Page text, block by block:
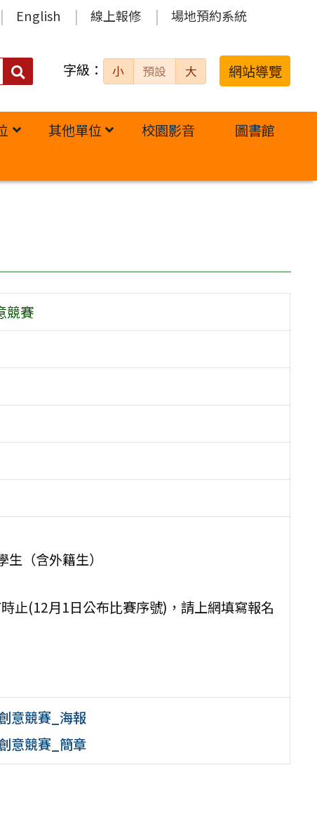
English 線上報修 場地預約系統
搜
字級： 小 預設 大 網站導覽
其他單位 校園影音
圖書館
競賽
（含外籍生）
止(12月1日公布比賽序號)，請上網填寫報名
意競賽_海報
意競賽_簡章